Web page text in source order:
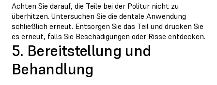
Achten Sie darauf, die Teile bei der Politur nicht zu
überhitzen. Untersuchen Sie die dentale Anwendung
schließlich erneut. Entsorgen Sie das Teil und drucken Sie
es erneut, falls Sie Beschädigungen oder Risse entdecken.
5. Bereitstellung und
Behandlung